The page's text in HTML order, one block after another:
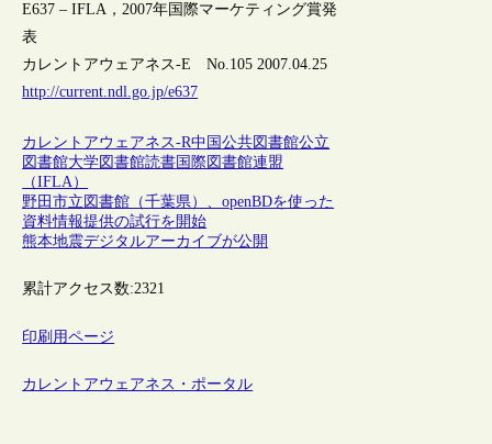
E637 – IFLA，2007年国際マーケティング賞発
表
カレントアウェアネス-E No.105 2007.04.25
http://current.ndl.go.jp/e637
カレントアウェアネス-R中国公共図書館公立
図書館大学図書館読書国際図書館連盟
（IFLA）
野田市立図書館（千葉県）、openBDを使った
資料情報提供の試行を開始
熊本地震デジタルアーカイブが公開
累計アクセス数:2321
印刷用ページ
カレントアウェアネス・ポータル